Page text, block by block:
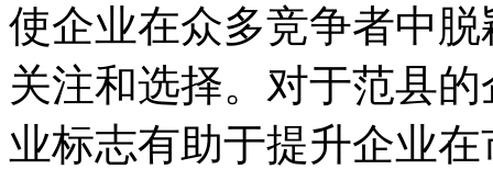
使企业在众多竞争者中
关注和选择。对于范县
业标志有助于提升企业